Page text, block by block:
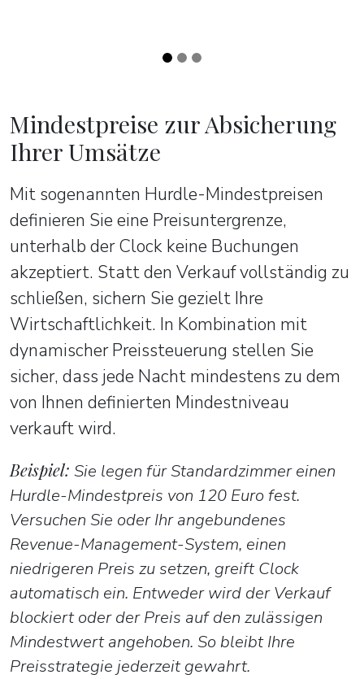
Mindestpreise zur Absicherung
Ihrer Umsätze
Mit sogenannten Hurdle-Mindestpreisen
definieren Sie eine Preisuntergrenze,
unterhalb der Clock keine Buchungen
akzeptiert. Statt den Verkauf vollständig zu
schließen, sichern Sie gezielt Ihre
Wirtschaftlichkeit. In Kombination mit
dynamischer Preissteuerung stellen Sie
sicher, dass jede Nacht mindestens zu dem
von Ihnen definierten Mindestniveau
verkauft wird.
Beispiel: Sie legen für Standardzimmer einen
Hurdle-Mindestpreis von 120 Euro fest.
Versuchen Sie oder Ihr angebundenes
Revenue-Management-System, einen
niedrigeren Preis zu setzen, greift Clock
automatisch ein. Entweder wird der Verkauf
blockiert oder der Preis auf den zulässigen
Mindestwert angehoben. So bleibt Ihre
Preisstrategie jederzeit gewahrt.